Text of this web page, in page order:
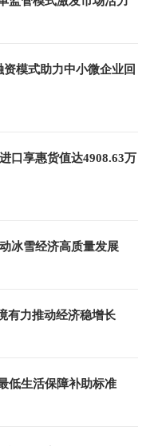
模式助力中小微企业回
口享惠货值达4908.63万
冰雪经济强省 全面推动冰雪经济高质量发展
有力推动经济稳增长
低生活保障补助标准